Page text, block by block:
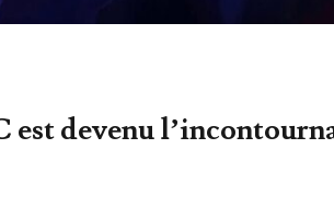
est devenu